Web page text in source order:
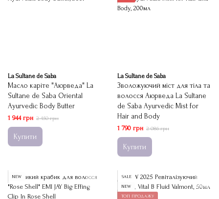
La Sultane de Saba
Масло каріте "Аюрведа" La
Sultane de Saba Oriental
Ayurvedic Body Butter
1 944 грн 2 450 грн
Купити
La Sultane de Saba
Зволожуючий міст для тіла та
волосся Аюрведа La Sultane
de Saba Ayurvedic Mist for
Hair and Body
1 790 грн 2 086 грн
Купити
NEW
SALE
NEW
ТОП ПРОДАЖУ